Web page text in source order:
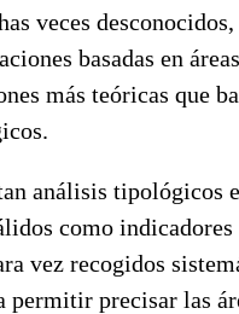
veces
basadas en
más teóricas que
análisis tipológicos
como indicadores
vez recogidos
permitir precisar las